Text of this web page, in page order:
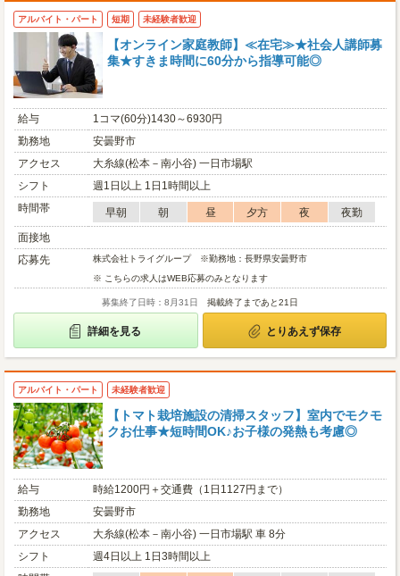
アルバイト・パート 短期 未経験者歓迎
【オンライン家庭教師】≪在宅≫★社会人講師募
集★すきま時間に60分から指導可能◎
給与
1コマ(60分)1430～6930円
勤務地
安曇野市
アクセス
大糸線(松本－南小谷) 一日市場駅
シフト
週1日以上 1日1時間以上
時間帯
早朝 朝 昼 夕方 夜
夜勤
面接地
応募先
株式会社トライグループ ※勤務地：長野県安曇野市
※ こちらの求人はWEB応募のみとなります
募集終了日時：8月31日 掲載終了まであと21日
詳細を見る とりあえず保存
アルバイト・パート 未経験者歓迎
【トマト栽培施設の清掃スタッフ】室内でモクモ
クお仕事★短時間OK♪お子様の発熱も考慮◎
給与
時給1200円＋交通費（1日1127円まで）
勤務地
安曇野市
アクセス
大糸線(松本－南小谷) 一日市場駅 車 8分
シフト
週4日以上 1日3時間以上